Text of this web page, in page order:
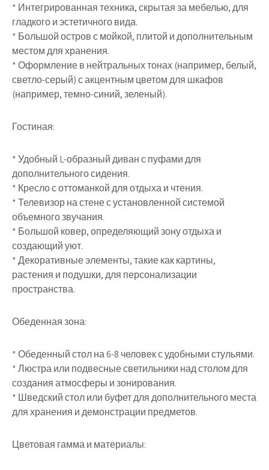
* Интегрированная техника, скрытая за мебелью, для
гладкого и эстетичного вида.
* Большой остров с мойкой, плитой и дополнительным
местом для хранения.
* Оформление в нейтральных тонах (например, белый,
светло-серый) с акцентным цветом для шкафов
(например, темно-синий, зеленый).
Гостиная:
* Удобный L-образный диван с пуфами для
дополнительного сидения.
* Кресло с оттоманкой для отдыха и чтения.
* Телевизор на стене с установленной системой
объемного звучания.
* Большой ковер, определяющий зону отдыха и
создающий уют.
* Декоративные элементы, такие как картины,
растения и подушки, для персонализации
пространства.
Обеденная зона:
* Обеденный стол на 6-8 человек с удобными стульями.
* Люстра или подвесные светильники над столом для
создания атмосферы и зонирования.
* Шведский стол или буфет для дополнительного места
для хранения и демонстрации предметов.
Цветовая гамма и материалы: